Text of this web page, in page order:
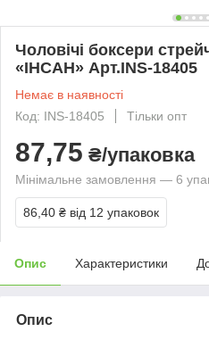
Чоловічі боксери
«ІНСАН» Арт.INS-18405
Немає в наявності
Код: INS-18405
Тільки опт
87,75 ₴/упаковка
Мінімальне замовлення — 6
86,40 ₴ від 12 упаковок
Опис Характеристики
Опис